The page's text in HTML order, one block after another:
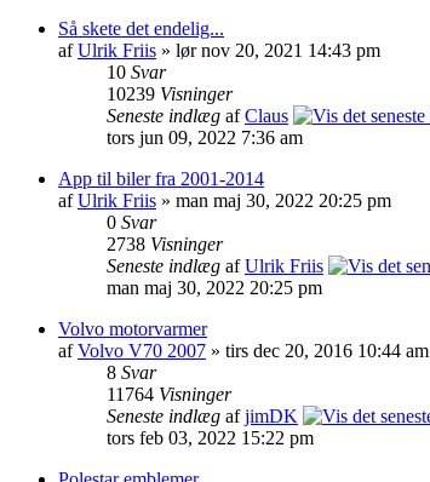
Så skete det endelig...
afUlrik Friis » lør nov 20, 2021 14:43 pm
10 Svar
10239 Visninger
Seneste indlæg afClaus
tors jun 09, 2022 7:36 am
App til biler fra 2001-2014
afUlrik Friis » man maj 30, 2022 20:25 pm
0 Svar
2738 Visninger
Seneste indlæg afUlrik Friis
man maj 30, 2022 20:25 pm
Volvo motorvarmer
afVolvo V70 2007 » tirs dec 20, 2016 10:44 am
8 Svar
11764 Visninger
Seneste indlæg afjimDK
tors feb 03, 2022 15:22 pm